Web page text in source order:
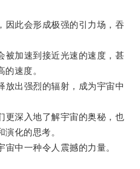
此会形成极强的引力场，吞
加速到接近光速的速度，甚
速度。
出强烈的辐射，成为宇宙中
深入地了解宇宙的奥秘，也
化的思考。
中一种令人震撼的力量。